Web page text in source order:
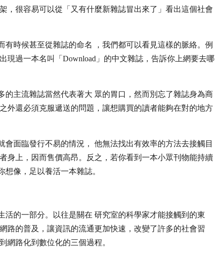
，很容易可以從「又有什麼新雜誌冒出來了」看出這個社會
時候甚至從雜誌的命名 ，我們都可以看見這樣的脈絡。例
現過一本名叫「Download」的中文雜誌，告訴你上網要去哪
的主流雜誌當然代表著大 眾的胃口，然而別忘了雜誌身為商
外還必須克服遞送的問題，讓想購買的讀者能夠在對的地方
會面臨發行不易的情況， 他無法找出有效率的方法去接觸目
身上，因而售價高昂。反之，若你看到一本小眾刊物能持續
像，足以養活一本雜誌。
活的一部分。以往是關在 研究室的科學家才能接觸到的東
路的普及，讓資訊的流通更加快速，改變了許多的社會習
網路化到數位化的三個過程。